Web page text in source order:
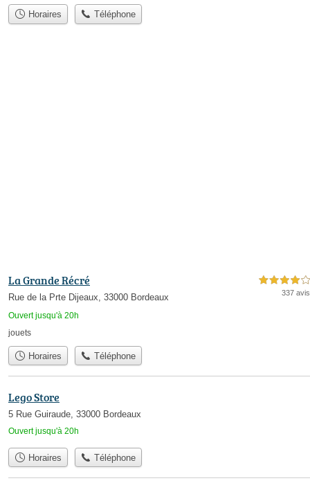
Horaires Téléphone
La Grande Récré
Rue de la Prte Dijeaux, 33000 Bordeaux
Ouvert jusqu'à 20h
4,0 étoiles sur 5
337 avis
jouets
Horaires Téléphone
Lego Store
5 Rue Guiraude, 33000 Bordeaux
Ouvert jusqu'à 20h
Horaires Téléphone